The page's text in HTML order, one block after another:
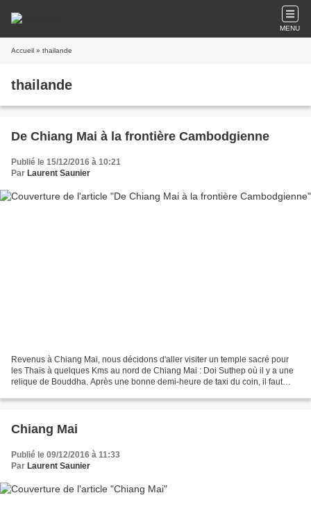
MENU
Accueil » thailande
thailande
De Chiang Mai à la frontière Cambodgienne
Publié le 15/12/2016 à 10:21
Par Laurent Saunier
Revenus à Chiang Mai, nous décidons d'aller visiter un temple sacré pour
les Thaïs à quelques Kms au nord de Chiang Mai : Doi Suthep où il y a une
relique de Bouddha. Après une bonne demi-heure de taxi du coin, il faut
Chiang Mai
Publié le 09/12/2016 à 11:33
Par Laurent Saunier